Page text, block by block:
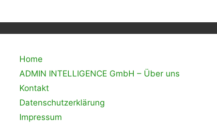
Home
ADMIN INTELLIGENCE GmbH – Über uns
Kontakt
Datenschutzerklärung
Impressum